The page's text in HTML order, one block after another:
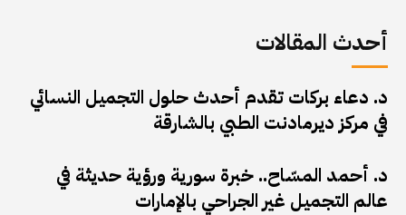
أحدث المقالات
د. دعاء بركات تقدم أحدث حلول التجميل النسائي
في مركز ديرمادنت الطبي بالشارقة
د. أحمد المسّاح.. خبرة سورية ورؤية حديثة في
عالم التجميل غير الجراحي بالإمارات